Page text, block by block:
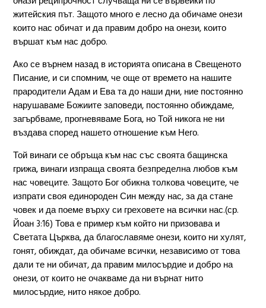
житейския път. Защото много е лесно да обичаме онези
които нас обичат и да правим добро на онези, които
вършат към нас добро.
Ако се върнем назад в историята описана в Свещеното
Писание, и си спомним, че още от времето на нашите
прародители Адам и Ева та до наши дни, ние постоянно
нарушаваме Божиите заповеди, постоянно обиждаме,
загърбваме, прогневяваме Бога, но Той никога не ни
въздава според нашето отношение към Него.
Той винаги се обръща към нас със своята бащинска
грижа, винаги изпраща своята безпределна любов към
нас човеците. Защото Бог обикна толкова човеците, че
изпрати своя единороден Син между нас, за да стане
човек и да поеме върху си греховете на всички нас.(ср.
Йоан 3:16) Това е пример към който ни призовава и
Светата Църква, да благославяме онези, които ни хулят,
гонят, обиждат, да обичаме всички, независимо от това
дали те ни обичат, да правим милосърдие и добро на
онези, от които не очакваме да ни върнат нито
милосърдие, нито някое добро.